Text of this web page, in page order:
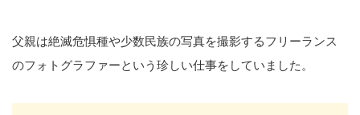
父親は絶滅危惧種や少数民族の写真を撮影するフリーランス
のフォトグラファーという珍しい仕事をしていました。